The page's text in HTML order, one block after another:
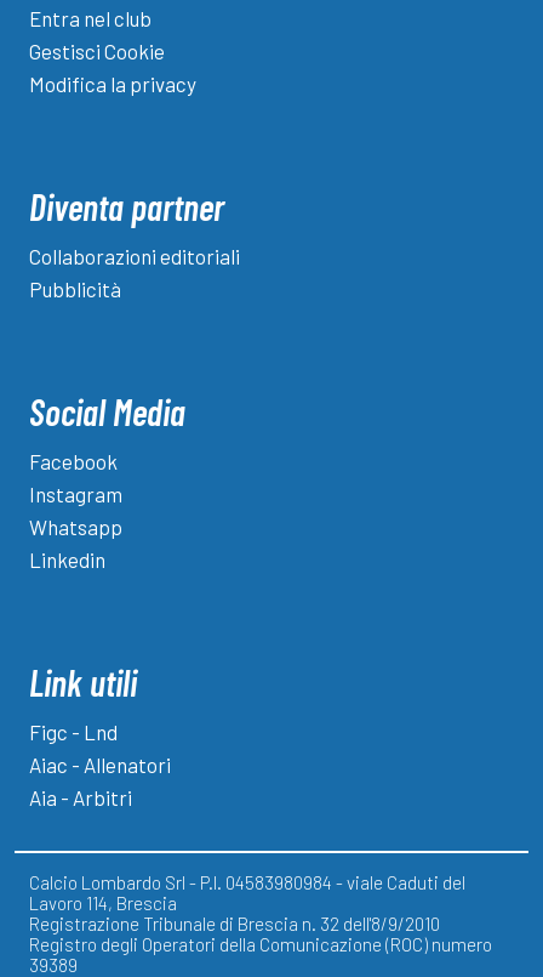
Entra nel club
Gestisci Cookie
Modifica la privacy
Diventa partner
Collaborazioni editoriali
Pubblicità
Social Media
Facebook
Instagram
Whatsapp
Linkedin
Link utili
Figc - Lnd
Aiac - Allenatori
Aia - Arbitri
Calcio Lombardo Srl - P.I. 04583980984 - viale Caduti del
Lavoro 114, Brescia
Registrazione Tribunale di Brescia n. 32 dell'8/9/2010
Registro degli Operatori della Comunicazione (ROC) numero
39389